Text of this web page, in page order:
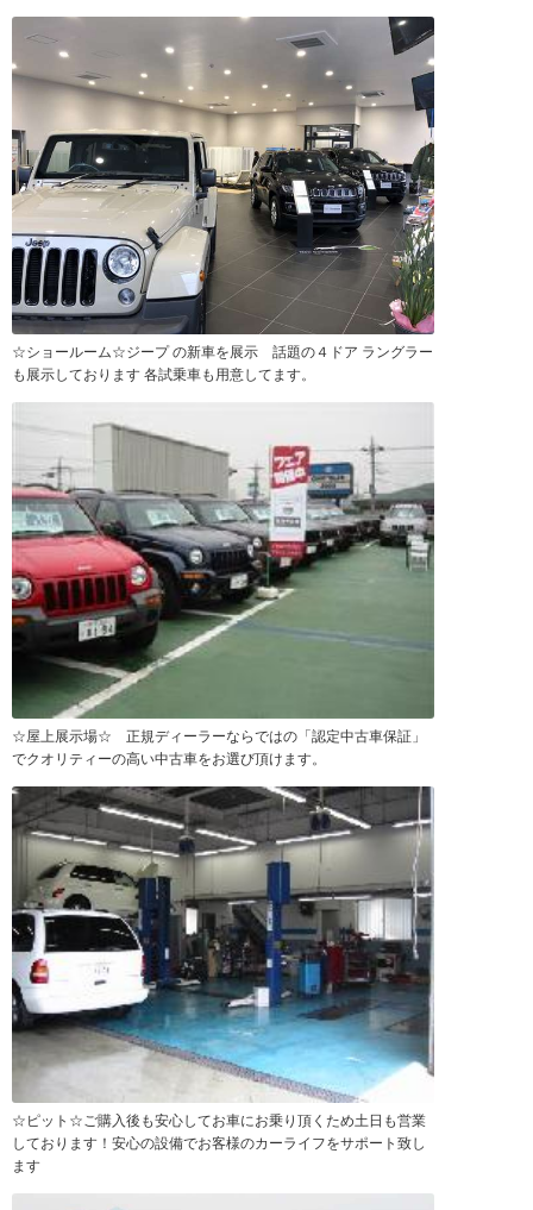
☆ショールーム☆ジープ の新車を展示 話題の４ドア ラングラー
も展示しております 各試乗車も用意してます。
☆屋上展示場☆ 正規ディーラーならではの「認定中古車保証」
でクオリティーの高い中古車をお選び頂けます。
☆ピット☆ご購入後も安心してお車にお乗り頂くため土日も営業
しております！安心の設備でお客様のカーライフをサポート致し
ます